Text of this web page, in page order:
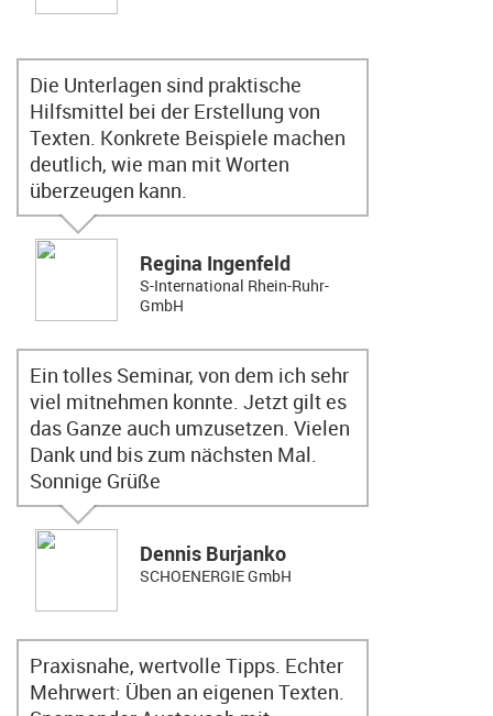
Die Unterlagen sind praktische
Hilfsmittel bei der Erstellung von
Texten. Konkrete Beispiele machen
deutlich, wie man mit Worten
überzeugen kann.
Regina Ingenfeld
S-International Rhein-Ruhr-
GmbH
Ein tolles Seminar, von dem ich sehr
viel mitnehmen konnte. Jetzt gilt es
das Ganze auch umzusetzen. Vielen
Dank und bis zum nächsten Mal.
Sonnige Grüße
Dennis Burjanko
SCHOENERGIE GmbH
Praxisnahe, wertvolle Tipps. Echter
Mehrwert: Üben an eigenen Texten.